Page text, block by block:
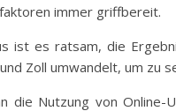
immer griffbereit.
ist es ratsam, die
Zoll umwandelt, um zu
die Nutzung von